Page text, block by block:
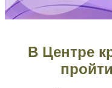
В Центре